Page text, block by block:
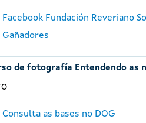
Facebook Fundación Reveriano
Gañadores
de fotografía Entendendo as
Consulta as bases no DOG